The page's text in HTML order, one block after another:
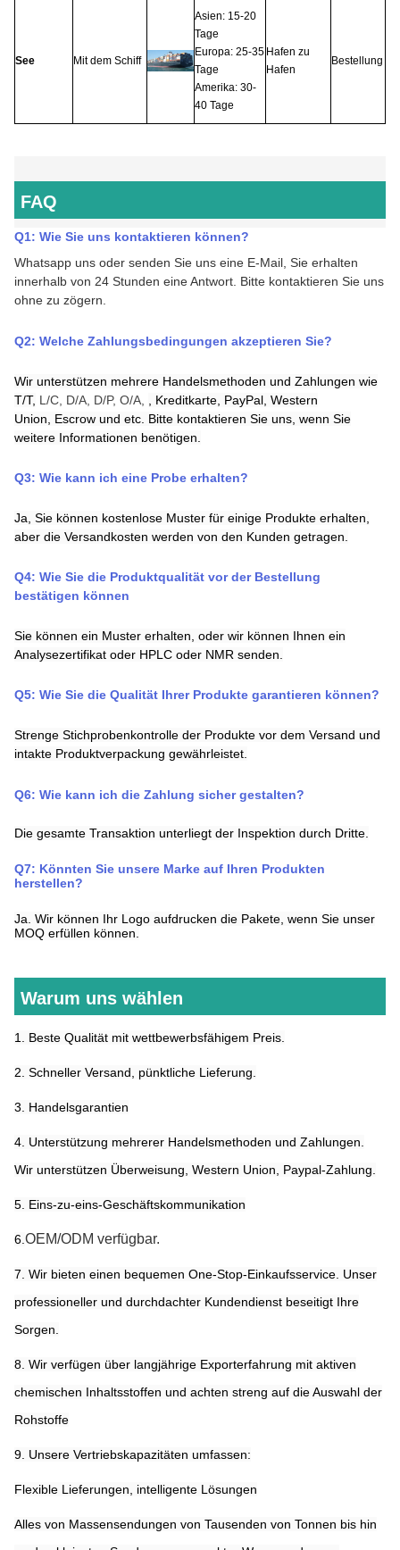
See Mit dem Schiff
Asien: 15-20
Tage
Europa: 25-35
Tage
Amerika: 30-
40 Tage
Hafen zu
Hafen
Bestellung
FAQ
Q1: Wie Sie uns kontaktieren können?
Whatsapp uns oder senden Sie uns eine E-Mail, Sie erhalten
innerhalb von 24 Stunden eine Antwort. Bitte kontaktieren Sie uns
ohne zu zögern.
Q2: Welche Zahlungsbedingungen akzeptieren Sie?
Wir unterstützen mehrere Handelsmethoden und Zahlungen wie
T/T, L/C, D/A, D/P, O/A, Kreditkarte, PayPal, Western
Union,
Escrow und etc. Bitte kontaktieren Sie uns, wenn Sie
weitere Informationen benötigen.
Q3: Wie kann ich eine Probe erhalten?
Ja, Sie können kostenlose Muster für einige Produkte erhalten,
aber die Versandkosten werden von den Kunden getragen.
Q4: Wie Sie die Produktqualität vor der Bestellung
bestätigen können
Sie können ein Muster erhalten, oder wir können Ihnen ein
Analysezertifikat oder HPLC oder NMR senden.
Q5: Wie Sie die Qualität Ihrer Produkte garantieren können?
Strenge Stichprobenkontrolle der Produkte vor dem Versand und
intakte Produktverpackung gewährleistet.
Q6: Wie kann ich die Zahlung sicher gestalten?
Die gesamte Transaktion unterliegt der Inspektion durch Dritte.
Q7: Könnten Sie unsere Marke auf Ihren Produkten
herstellen?
Ja. Wir können Ihr Logo aufdrucken die Pakete, wenn Sie unser
MOQ erfüllen können.
Warum uns wählen
1. Beste Qualität mit wettbewerbsfähigem Preis.
2. Schneller Versand, pünktliche Lieferung.
3. Handelsgarantien
4. Unterstützung mehrerer Handelsmethoden und Zahlungen.
Wir unterstützen Überweisung, Western Union, Paypal-Zahlung.
5. Eins-zu-eins-Geschäftskommunikation
6. OEM/ODM verfügbar.
7. Wir bieten einen bequemen One-Stop-Einkaufsservice. Unser
professioneller und durchdachter Kundendienst beseitigt Ihre
Sorgen.
8. Wir verfügen über langjährige Exporterfahrung mit aktiven
chemischen Inhaltsstoffen und achten streng auf die Auswahl der
Rohstoffe
9. Unsere Vertriebskapazitäten umfassen:
Flexible Lieferungen, intelligente Lösungen
Alles von Massensendungen von Tausenden von Tonnen bis hin